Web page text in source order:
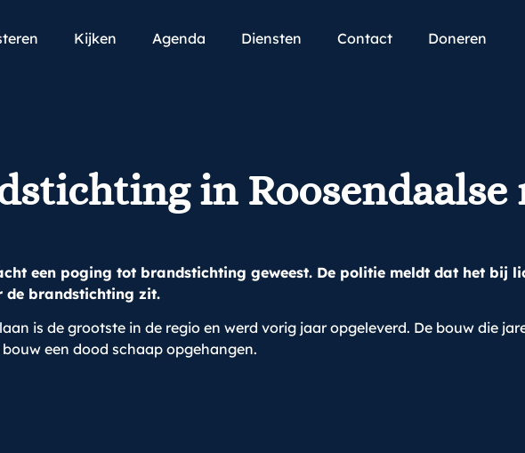
Kijken Agenda Diensten Contact Doneren
in Roosendaalse
een poging tot brandstichting geweest. De politie meldt dat het bij
de brandstichting zit.
is de grootste in de regio en werd vorig jaar opgeleverd. De bouw die
een dood schaap opgehangen.